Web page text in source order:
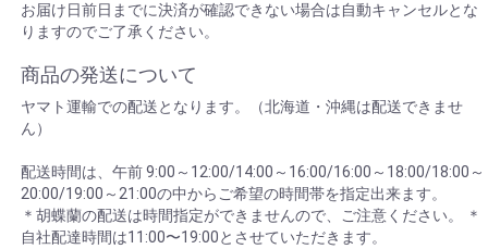
お届け日前日までに決済が確認できない場合は自動キャンセルとな
りますのでご了承ください。
商品の発送について
ヤマト運輸での配送となります。（北海道・沖縄は配送できませ
ん）
配送時間は、午前 9:00～12:00/14:00～16:00/16:00～18:00/18:00～
20:00/19:00～21:00の中からご希望の時間帯を指定出来ます。
＊胡蝶蘭の配送は時間指定ができませんので、ご注意ください。 ＊
自社配達時間は11:00〜19:00とさせていただきます。